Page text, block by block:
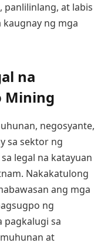
panlilinlang, at labis
ng mga
na
Mining
negosyante,
sa sektor ng
legal na katayuan
Nakakatulong
ang mga
ng
pagkalugi sa
at